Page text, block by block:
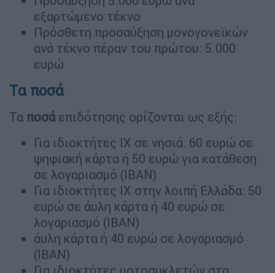
εξαρτώμενο τέκνο
Πρόσθετη προσαύξηση μονογονεϊκών
ανά τέκνο πέραν του πρώτου: 5.000
ευρώ
Τα ποσά
Τα ποσάεπιδότησης ορίζονται ως εξής:
Για ιδιοκτήτες ΙΧ σε νησιά: 60 ευρώ σε
ψηφιακή κάρτα ή 50 ευρώ για κατάθεση
σε λογαριασμό (ΙΒΑΝ)
Για ιδιοκτήτες ΙΧ στην λοιπή Ελλάδα: 50
ευρώ σε άυλη κάρτα ή 40 ευρώ σε
λογαριασμό (ΙΒΑΝ)
άυλη κάρτα ή 40 ευρώ σε λογαριασμό
(ΙΒΑΝ)